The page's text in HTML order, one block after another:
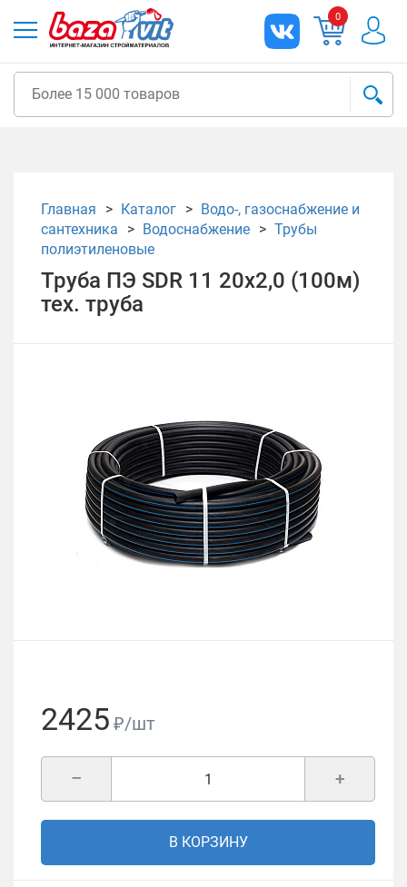
0
Главная Каталог
Водо-, газоснабжение и
сантехника
Водоснабжение
Трубы
полиэтиленовые
Труба ПЭ SDR 11 20х2,0 (100м)
тех. труба
2425 ₽/шт
+
–
В КОРЗИНУ